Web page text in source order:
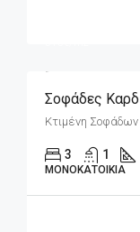
Κτιμένη Σοφάδων
3 1
ΜΟΝΟΚΑΤΟΙΚΊΑ